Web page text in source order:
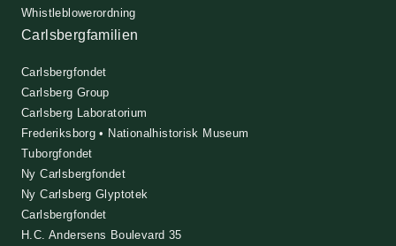
Whistleblowerordning
Carlsbergfamilien
Carlsbergfondet
Carlsberg Group
Carlsberg Laboratorium
Frederiksborg • Nationalhistorisk Museum
Tuborgfondet
Ny Carlsbergfondet
Ny Carlsberg Glyptotek
Carlsbergfondet
H.C. Andersens Boulevard 35